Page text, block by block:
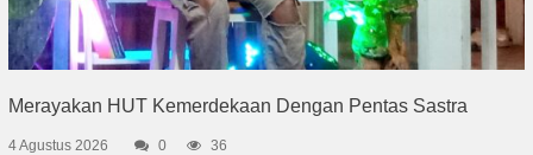
Merayakan HUT Kemerdekaan Dengan Pentas Sastra
4 Agustus 2026 0 36